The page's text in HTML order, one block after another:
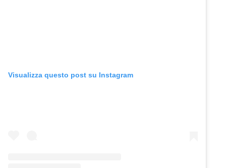
Visualizza questo post su Instagram